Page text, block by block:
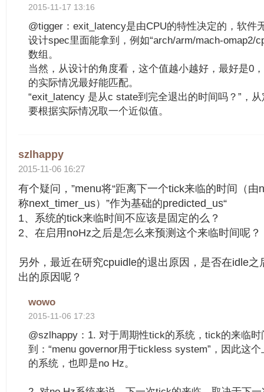
2015-11-17 13:16
@tigger：exit_latency是由CPU的特性决定的，软件
设计spec里面能拿到，例如“arch/arm/mach-omap2/
数组。
当然，从设计的角度看，这个值越小越好，最好是0
的实际情况最好能匹配。
“exit_latency 是从c state到完全退出的时间吗？”，
要根据实际情况取一个近似值。
szlhappy
2015-11-06 16:27
有个疑问，”menu将“距离下一个tick来临的时间（
称next_timer_us）”作为基础的predicted_us“
1、系统的tick来临时间不应该是固定的么？
2、在启用noHz之后是怎么来预测这个来临时间呢？
另外，最近在研究cpuidle的退出原因，是否在idle
出的原因呢？
wowo
2015-11-06 17:23
@szlhappy：1. 对于周期性tick的系统，tick的来临
到：“menu governor用于tickless system”，因此这
的系统，也即是no Hz。